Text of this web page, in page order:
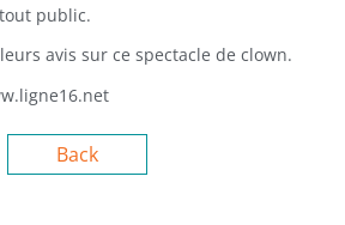
public.
avis sur ce spectacle de clown.
Back